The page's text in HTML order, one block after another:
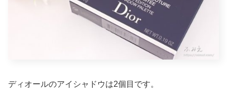
ディオールのアイシャドウは2個目です。